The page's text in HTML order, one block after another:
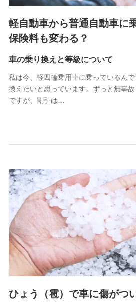
スマートプラス少額短期保険株
チューリッヒ少額短期保険株式
(https://www.zurichssi.co.jp/)
(https://www.tokiomarine-x.co.jp/)
(https://pshoken.co.jp/)
リトルファミリー少額短期保険
(https://www.littlefamily-ssi.com/)
郵便、電話、およびＥメール等によ
た維持管理等の委託業務遂行のため
連する当社および提携会社のサービ
（なお、当社は複数の保険会社と取
情報を取引のある他の保険会社の商
るために利用させていただくことが
上記に係る連絡・手続き・管理等付
3.セミナー募集サイトから取得し
各種セミナーの案内、開催のため
上記に係る連絡・手続き・管理等付
4.家族・友達紹介にて取得した個
軽自動車から普通自動車に
保険料も変わる？
車の乗り換えと等級について
私は今、軽四輪乗用車に乗っているん
換えたいと思っています。ずっと無事
ですが、割引は…
ひょう（雹）で車に傷がつ